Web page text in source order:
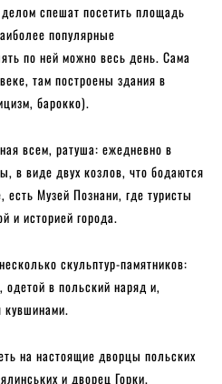
спешат посетить площадь
популярные
по ней можно весь день. Сама
там построены здания в
барокко).
всем, ратуша: ежедневно в
в виде двух козлов, что бодаются
есть Музей Познани, где туристы
и историей города.
скульптур-памятников:
в польский наряд и,
кувшинами.
на настоящие дворцы польских
и дворец Горки.